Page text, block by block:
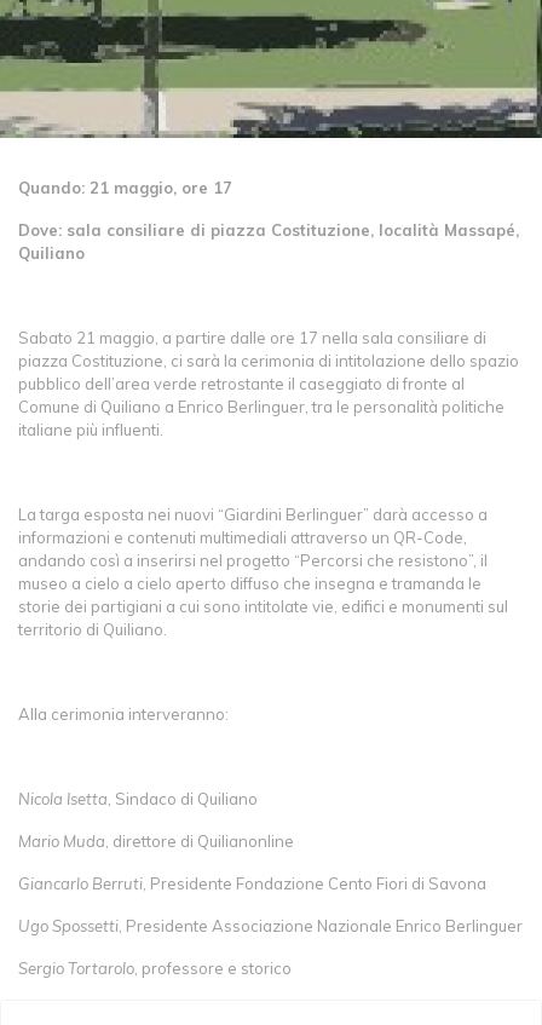
Quando: 21 maggio, ore 17
Dove: sala consiliare di piazza Costituzione, località Massapé,
Quiliano
Sabato 21 maggio, a partire dalle ore 17 nella sala consiliare di
piazza Costituzione, ci sarà la cerimonia di intitolazione dello spazio
pubblico dell’area verde retrostante il caseggiato di fronte al
Comune di Quiliano a Enrico Berlinguer, tra le personalità politiche
italiane più influenti.
La targa esposta nei nuovi “Giardini Berlinguer” darà accesso a
informazioni e contenuti multimediali attraverso un QR-Code,
andando così a inserirsi nel progetto “Percorsi che resistono”, il
museo a cielo a cielo aperto diffuso che insegna e tramanda le
storie dei partigiani a cui sono intitolate vie, edifici e monumenti sul
territorio di Quiliano.
Alla cerimonia interveranno:
Nicola Isetta , Sindaco di Quiliano
Mario Muda , direttore di Quilianonline
Giancarlo Berruti , Presidente Fondazione Cento Fiori di Savona
Ugo Spossetti , Presidente Associazione Nazionale Enrico Berlinguer
Sergio Tortarolo , professore e storico